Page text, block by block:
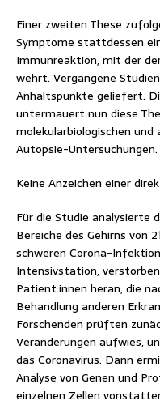
Einer zweiten These
Symptome stattdessen
Immunreaktion, mit der
wehrt. Vergangene
Anhaltspunkte geliefert.
untermauert nun diese
molekularbiologischen und
Autopsie-Untersuchungen.
Keine Anzeichen einer
Für die Studie analysierte
Bereiche des Gehirns von
schweren Corona-
Intensivstation,
Patient:innen heran, die
Behandlung anderen
Forschenden prüften
Veränderungen aufwies,
das Coronavirus. Dann
Analyse von Genen und
einzelnen Zellen